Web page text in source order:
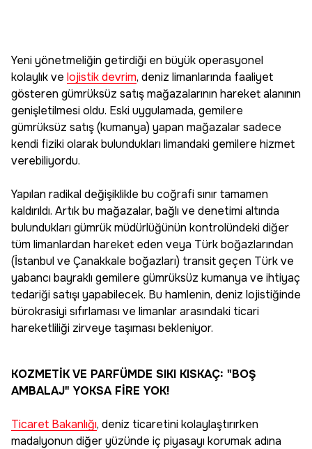
Yeni yönetmeliğin getirdiği en büyük operasyonel
kolaylık ve lojistik devrim, deniz limanlarında faaliyet
gösteren gümrüksüz satış mağazalarının hareket alanının
genişletilmesi oldu. Eski uygulamada, gemilere
gümrüksüz satış (kumanya) yapan mağazalar sadece
kendi fiziki olarak bulundukları limandaki gemilere hizmet
verebiliyordu.
Yapılan radikal değişiklikle bu coğrafi sınır tamamen
kaldırıldı. Artık bu mağazalar, bağlı ve denetimi altında
bulundukları gümrük müdürlüğünün kontrolündeki diğer
tüm limanlardan hareket eden veya Türk boğazlarından
(İstanbul ve Çanakkale boğazları) transit geçen Türk ve
yabancı bayraklı gemilere gümrüksüz kumanya ve ihtiyaç
tedariği satışı yapabilecek. Bu hamlenin, deniz lojistiğinde
bürokrasiyi sıfırlaması ve limanlar arasındaki ticari
hareketliliği zirveye taşıması bekleniyor.
KOZMETİK VE PARFÜMDE SIKI KISKAÇ: "BOŞ
AMBALAJ" YOKSA FİRE YOK!
Ticaret Bakanlığı, deniz ticaretini kolaylaştırırken
madalyonun diğer yüzünde iç piyasayı korumak adına